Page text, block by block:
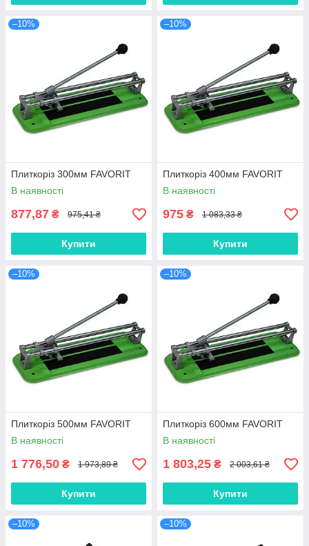
–10%
Плиткоріз 300мм FAVORIT
В наявності
877,87 ₴ 975,41 ₴
Купити
–10%
Плиткоріз 400мм FAVORIT
В наявності
975 ₴ 1 083,33 ₴
Купити
–10%
Плиткоріз 500мм FAVORIT
В наявності
1 776,50 ₴ 1 973,89 ₴
Купити
–10%
Плиткоріз 600мм FAVORIT
В наявності
1 803,25 ₴ 2 003,61 ₴
Купити
–10% –10%